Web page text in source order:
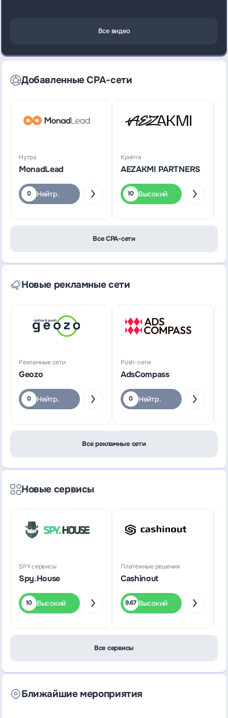
Все видео
Добавленные CPA-сети
Нутра
MonadLead
0 Нейтр.
Крипта
AEZAKMI PARTNERS
10 Высокий
Все CPA-сети
Новые рекламные сети
Рекламные сети
Geozo
0 Нейтр.
Push-сети
AdsCompass
0 Нейтр.
Все рекламные сети
Новые сервисы
SPY сервисы
Spy.House
10 Высокий
Платежные решения
Cashinout
9.67 Высокий
Все сервисы
Ближайшие мероприятия